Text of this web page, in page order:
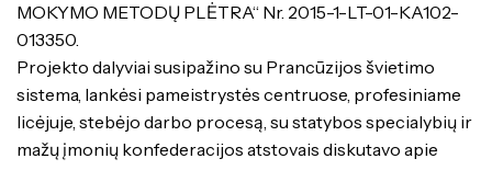
MOKYMO METODŲ PLĖTRA“ Nr. 2015-1-LT-01-KA102-
013350.
Projekto dalyviai susipažino su Prancūzijos švietimo
sistema, lankėsi pameistrystės centruose, profesiniame
licėjuje, stebėjo darbo procesą, su statybos specialybių ir
mažų įmonių konfederacijos atstovais diskutavo apie